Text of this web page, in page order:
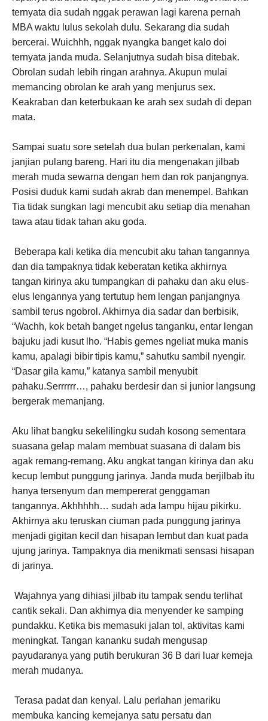
ternyata dia sudah nggak perawan lagi karena pernah
MBA waktu lulus sekolah dulu. Sekarang dia sudah
bercerai. Wuichhh, nggak nyangka banget kalo doi
ternyata janda muda. Selanjutnya sudah bisa ditebak.
Obrolan sudah lebih ringan arahnya. Akupun mulai
memancing obrolan ke arah yang menjurus sex.
Keakraban dan keterbukaan ke arah sex sudah di depan
mata.
Sampai suatu sore setelah dua bulan perkenalan, kami
janjian pulang bareng. Hari itu dia mengenakan jilbab
merah muda sewarna dengan hem dan rok panjangnya.
Posisi duduk kami sudah akrab dan menempel. Bahkan
Tia tidak sungkan lagi mencubit aku setiap dia menahan
tawa atau tidak tahan aku goda.
Beberapa kali ketika dia mencubit aku tahan tangannya
dan dia tampaknya tidak keberatan ketika akhirnya
tangan kirinya aku tumpangkan di pahaku dan aku elus-
elus lengannya yang tertutup hem lengan panjangnya
sambil terus ngobrol. Akhirnya dia sadar dan berbisik,
“Wachh, kok betah banget ngelus tanganku, entar lengan
bajuku jadi kusut lho. “Habis gemes ngeliat muka manis
kamu, apalagi bibir tipis kamu,” sahutku sambil nyengir.
“Dasar gila kamu,” katanya sambil menyubit
pahaku.Serrrrrr…, pahaku berdesir dan si junior langsung
bergerak memanjang.
Aku lihat bangku sekelilingku sudah kosong sementara
suasana gelap malam membuat suasana di dalam bis
agak remang-remang. Aku angkat tangan kirinya dan aku
kecup lembut punggung jarinya. Janda muda berjilbab itu
hanya tersenyum dan mempererat genggaman
tangannya. Akhhhhh… sudah ada lampu hijau pikirku.
Akhirnya aku teruskan ciuman pada punggung jarinya
menjadi gigitan kecil dan hisapan lembut dan kuat pada
ujung jarinya. Tampaknya dia menikmati sensasi hisapan
di jarinya.
Wajahnya yang dihiasi jilbab itu tampak sendu terlihat
cantik sekali. Dan akhirnya dia menyender ke samping
pundakku. Ketika bis memasuki jalan tol, aktivitas kami
meningkat. Tangan kananku sudah mengusap
payudaranya yang putih berukuran 36 B dari luar kemeja
merah mudanya.
Terasa padat dan kenyal. Lalu perlahan jemariku
membuka kancing kemejanya satu persatu dan